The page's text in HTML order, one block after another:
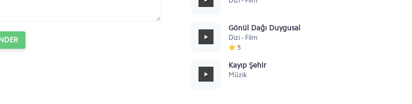
Gönül Dağı Duygusal
Dizi - Film
5
Kayıp Şehir
Müzik